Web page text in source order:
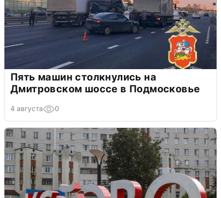
Пять машин столкнулись на
Дмитровском шоссе в Подмосковье
4 августа 0